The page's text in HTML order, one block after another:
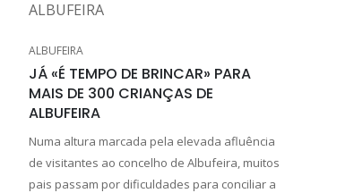
ALBUFEIRA
JÁ «É TEMPO DE BRINCAR» PARA
MAIS DE 300 CRIANÇAS DE
ALBUFEIRA
Numa altura marcada pela elevada afluência
de visitantes ao concelho de Albufeira, muitos
pais passam por dificuldades para conciliar a